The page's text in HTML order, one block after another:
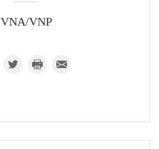
VNA/VNP